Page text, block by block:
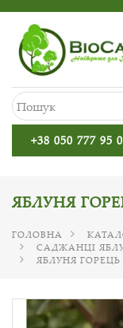
+38 050 777 95
ЯБЛУНЯ
ГОЛОВНА
САДЖАНЦІ
ЯБЛУНЯ